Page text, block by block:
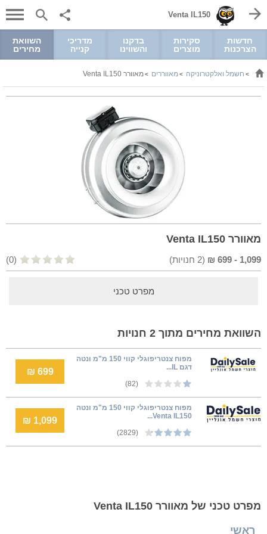
Venta IL150
חדשות
הצרכנות
סקירות
מוצרים
בדקנו
והשווינו
מדריכי
קנייה
השוואת
מחירים
> חשמל ואלקטרוניקה >מאווררים >מאוורר Venta IL150
מאוורר Venta IL150
1,099
-
699
₪
(
2 חנויות) (0)
מפרט טכני
השוואת מחירים מתוך 2 חנויות
מפוח צנטריפוגלי קווי 150 מ"מ ונטה
דגם IL...
(82)
699 ₪
מפוח צנטריפוגלי קווי 150 מ"מ ונטה
Venta IL150...
(2829)
1,099 ₪
מפרט טכני של מאוורר Venta IL150
ראשי